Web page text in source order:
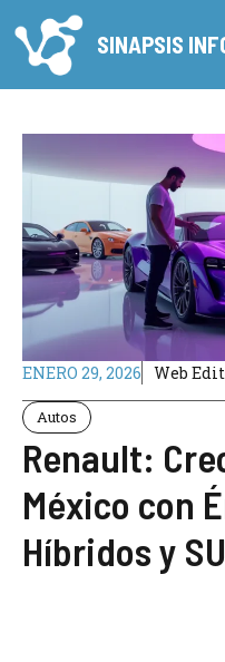
al
contenido
SINAPSIS
ENERO 29, 2026 Web
Autos
Renault:
México con
Híbridos y